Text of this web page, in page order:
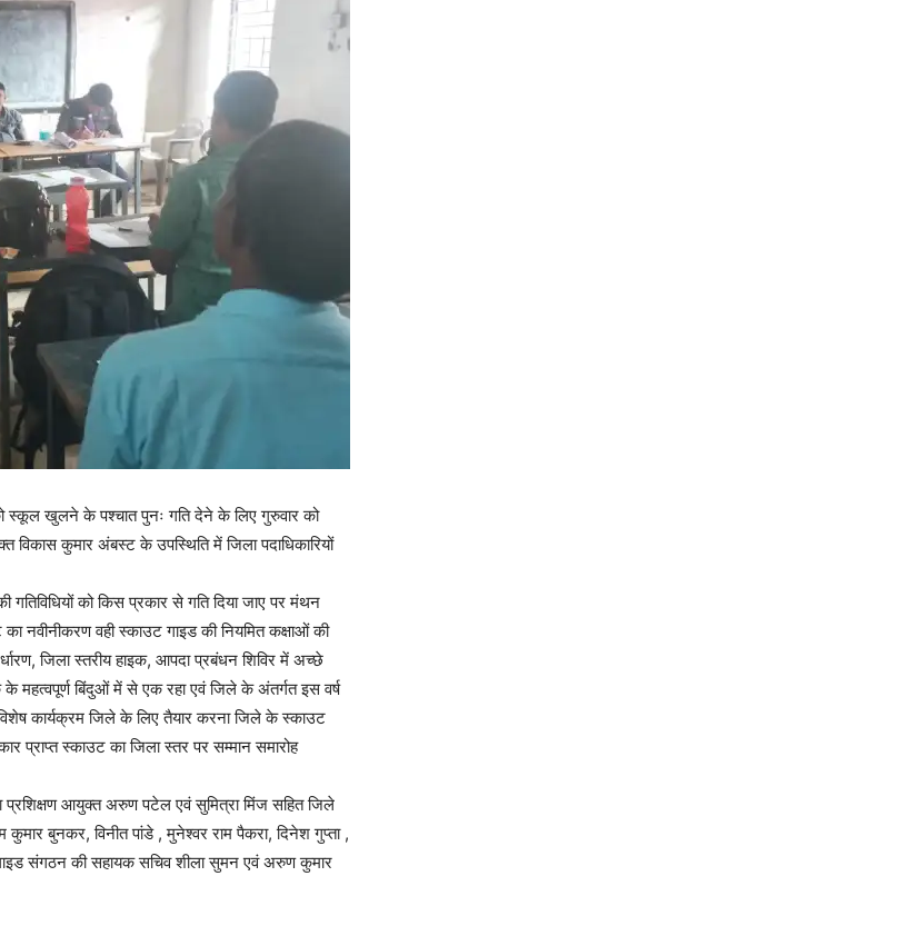
को स्कूल खुलने के पश्चात पुनः गति देने के लिए गुरुवार को
कुमार अंबस्ट के उपस्थिति में जिला पदाधिकारियों
को किस प्रकार से गति दिया जाए पर मंथन
नवीनीकरण वही स्काउट गाइड की नियमित कक्षाओं की
जिला स्तरीय हाइक, आपदा प्रबंधन शिविर में अच्छे
महत्वपूर्ण बिंदुओं में से एक रहा एवं जिले के अंतर्गत इस वर्ष
कार्यक्रम जिले के लिए तैयार करना जिले के स्काउट
प्राप्त स्काउट का जिला स्तर पर सम्मान समारोह
प्रशिक्षण आयुक्त अरुण पटेल एवं सुमित्रा मिंज सहित जिले
बुनकर, विनीत पांडे , मुनेश्वर राम पैकरा, दिनेश गुप्ता ,
संगठन की सहायक सचिव शीला सुमन एवं अरुण कुमार